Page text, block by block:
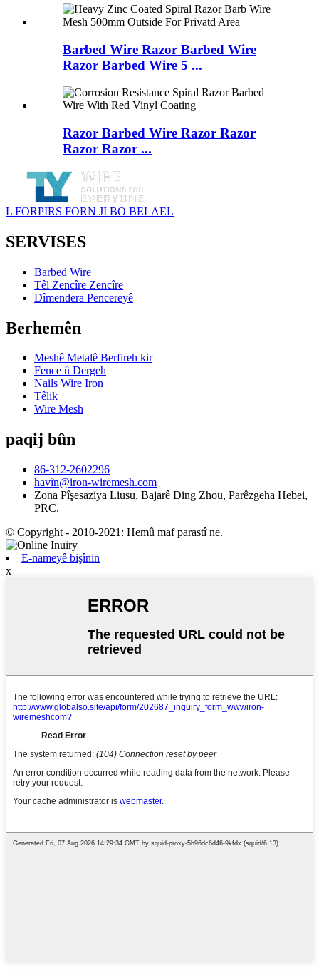
Barbed Wire Razor Barbed Wire
Razor Barbed Wire 5 ...
Razor Barbed Wire Razor Razor
Razor Razor ...
L FORPIRS FORN JI BO BELAEL
SERVISES
Barbed Wire
Têl Zencîre Zencîre
Dîmendera Pencereyê
Berhemên
Meshê Metalê Berfireh kir
Fence û Dergeh
Nails Wire Iron
Têlik
Wire Mesh
paqij bûn
86-312-2602296
havîn@iron-wiremesh.com
Zona Pîşesaziya Liusu, Bajarê Ding Zhou, Parêzgeha Hebei,
PRC.
© Copyright - 2010-2021: Hemû maf parastî ne.
E-nameyê bişînin
x